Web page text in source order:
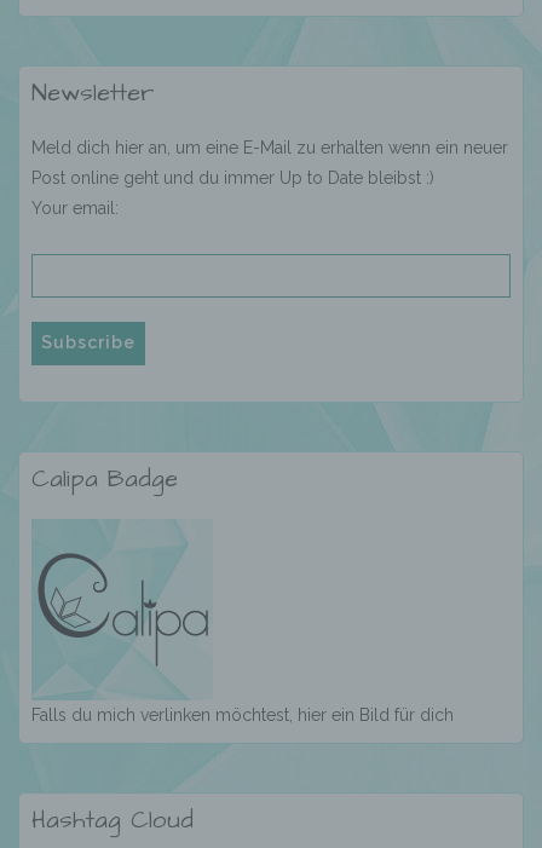
Newsletter
Meld dich hier an, um eine E-Mail zu erhalten wenn ein neuer
Post online geht und du immer Up to Date bleibst :)
Your email:
Calipa Badge
Falls du mich verlinken möchtest, hier ein Bild für dich
Hashtag Cloud
E-Mail: calispassion@gmx.de
genannte Cookies, LocalStorage und
SessionStorage. Dies dient dazu, unser Angebot
nutzerfreundlicher, effektiver und sicherer zu
abspeichert. Cookies sind Textdateien, welche
über einen Internetbrowser auf einem
Computersystem abgelegt und gespeichert
werden. Sie können die Verwendung von Cookies,
Zahlreiche Internetseiten und Server verwenden
Kennung des Cookies. Sie besteht aus einer
Zeichenfolge, durch welche Internetseiten und
Server dem konkreten Internetbrowser zugeordnet
werden können, in dem das Cookie gespeichert
Internetseiten und Servern, den individuellen
Browser der betroffenen Person von anderen
Internetbrowsern, die andere Cookies enthalten,
und identifiziert werden.
Durch den Einsatz von Cookies kann den Nutzern